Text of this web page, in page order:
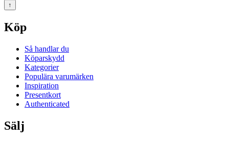
↑
Köp
Så handlar du
Köparskydd
Kategorier
Populära varumärken
Inspiration
Presentkort
Authenticated
Sälj